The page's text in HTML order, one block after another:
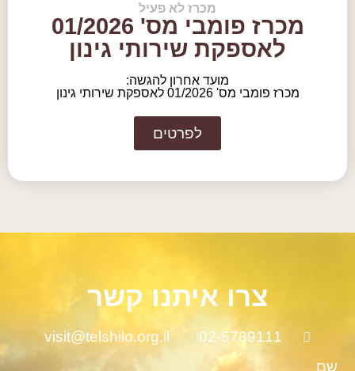
מכרז לא פעיל
מכרז פומבי מס' 01/2026
לאספקת שירותי גינון
מועד אחרון להגשה:
מכרז פומבי מס' 01/2026 לאספקת שירותי גינון
לפרטים
צרו איתנו קשר
02-5789111
visit@telshilo.org.il
שם